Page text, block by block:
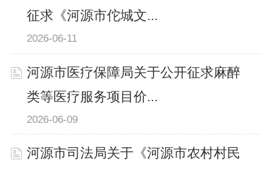
征求《河源市佗城文...
2026-06-11
河源市医疗保障局关于公开征求麻醉
类等医疗服务项目价...
2026-06-09
河源市司法局关于《河源市农村村民